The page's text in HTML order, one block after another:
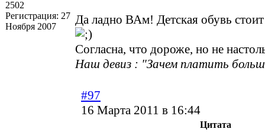
2502
Регистрация: 27
Ноября 2007
Да ладно ВАм! Детская обувь
Согласна, что дороже, но не
Наш девиз : "Зачем платить
#97
16 Марта 2011 в 16:44
Цитата